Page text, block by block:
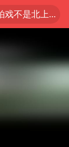
梁家辉：到内地拍戏不是北上是回归
贯穿浙江
碑